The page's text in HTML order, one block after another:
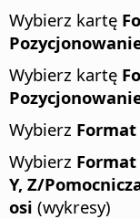
Wybierz kartę
Wybierz kartę
Wybierz
Wybierz Format
Y, Z/
osi (wykresy)